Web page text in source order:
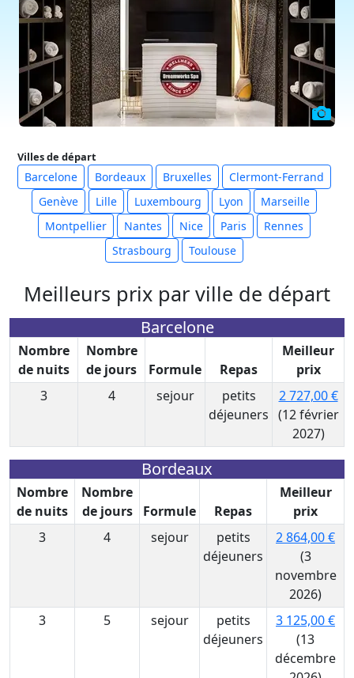
Villes de départ
Barcelone Bordeaux Bruxelles
Clermont-Ferrand
Genève
Lille Luxembourg Lyon
Marseille
Montpellier
Nantes Nice Paris
Rennes
Strasbourg
Toulouse
Meilleurs prix par ville de départ
Barcelone
Nombre
de nuits
Nombre
de jours
Formule Repas
Meilleur
prix
3
4 sejour
petits
déjeuners
2 727,00 €
(12 février
2027)
Bordeaux
Nombre
de nuits
Nombre
de jours
Formule Repas
Meilleur
prix
3
4 sejour
petits
déjeuners
2 864,00 €
(3
novembre
2026)
3
5 sejour
petits
déjeuners
3 125,00 €
(13
décembre